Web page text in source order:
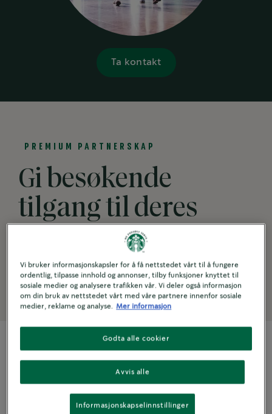
Ta kontakt
PREMIUM PARTNERSKAP
Gi besøkende
tilgang til deres
favorittdrikke fra
Starbucks
Løsninger
Vi bruker informasjonskapsler for å få nettstedet vårt til å fungere
ordentlig, tilpasse innhold og annonser, tilby funksjoner knyttet til
sosiale medier og analysere trafikken vår. Vi deler også informasjon
om din bruk av nettstedet vårt med våre partnere innenfor sosiale
medier, reklame og analyse.
Mer informasjon
Avvis alle
Godta alle cookier
Informasjonskapselinnstillinger